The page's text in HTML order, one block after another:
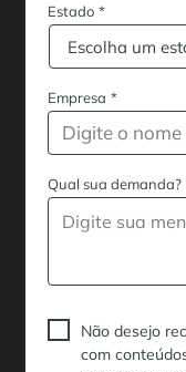
Estado *
Empresa *
Qual sua demanda?
Não desejo
com